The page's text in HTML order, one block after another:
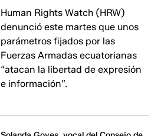
Human Rights Watch (HRW)
denunció este martes que unos
parámetros fijados por las
Fuerzas Armadas ecuatorianas
“atacan la libertad de expresión
e información”.